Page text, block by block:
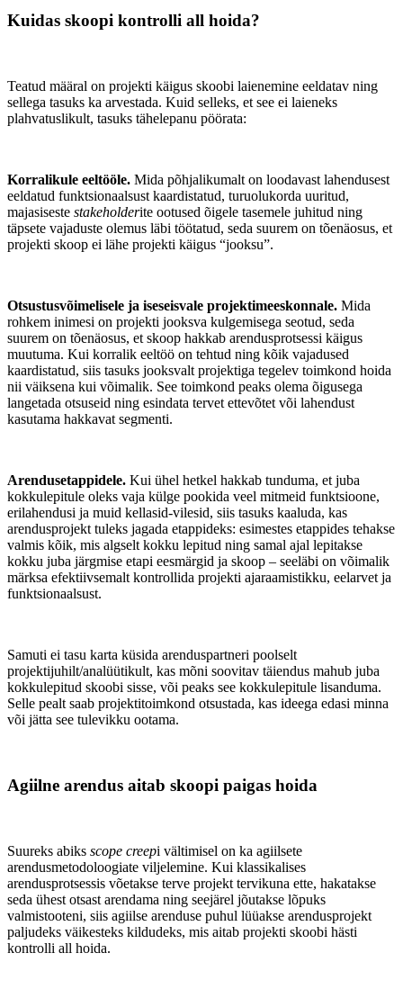
Kuidas skoopi kontrolli all hoida?
Teatud määral on projekti käigus skoobi laienemine eeldatav ning
sellega tasuks ka arvestada. Kuid selleks, et see ei laieneks
plahvatuslikult, tasuks tähelepanu pöörata:
Korralikule eeltööle. Mida põhjalikumalt on loodavast lahendusest
eeldatud funktsionaalsust kaardistatud, turuolukorda uuritud,
majasiseste stakeholderite ootused õigele tasemele juhitud ning
täpsete vajaduste olemus läbi töötatud, seda suurem on tõenäosus, et
projekti skoop ei lähe projekti käigus “jooksu”.
Otsustusvõimelisele ja iseseisvale projektimeeskonnale. Mida
rohkem inimesi on projekti jooksva kulgemisega seotud, seda
suurem on tõenäosus, et skoop hakkab arendusprotsessi käigus
muutuma. Kui korralik eeltöö on tehtud ning kõik vajadused
kaardistatud, siis tasuks jooksvalt projektiga tegelev toimkond hoida
nii väiksena kui võimalik. See toimkond peaks olema õigusega
langetada otsuseid ning esindata tervet ettevõtet või lahendust
kasutama hakkavat segmenti.
Arendusetappidele. Kui ühel hetkel hakkab tunduma, et juba
kokkulepitule oleks vaja külge pookida veel mitmeid funktsioone,
erilahendusi ja muid kellasid-vilesid, siis tasuks kaaluda, kas
arendusprojekt tuleks jagada etappideks: esimestes etappides tehakse
valmis kõik, mis algselt kokku lepitud ning samal ajal lepitakse
kokku juba järgmise etapi eesmärgid ja skoop – seeläbi on võimalik
märksa efektiivsemalt kontrollida projekti ajaraamistikku, eelarvet ja
funktsionaalsust.
Samuti ei tasu karta küsida arenduspartneri poolselt
projektijuhilt/analüütikult, kas mõni soovitav täiendus mahub juba
kokkulepitud skoobi sisse, või peaks see kokkulepitule lisanduma.
Selle pealt saab projektitoimkond otsustada, kas ideega edasi minna
või jätta see tulevikku ootama.
Agiilne arendus aitab skoopi paigas hoida
Suureks abiks scope creepi vältimisel on ka agiilsete
arendusmetodoloogiate viljelemine. Kui klassikalises
arendusprotsessis võetakse terve projekt tervikuna ette, hakatakse
seda ühest otsast arendama ning seejärel jõutakse lõpuks
valmistooteni, siis agiilse arenduse puhul lüüakse arendusprojekt
paljudeks väikesteks kildudeks, mis aitab projekti skoobi hästi
kontrolli all hoida.